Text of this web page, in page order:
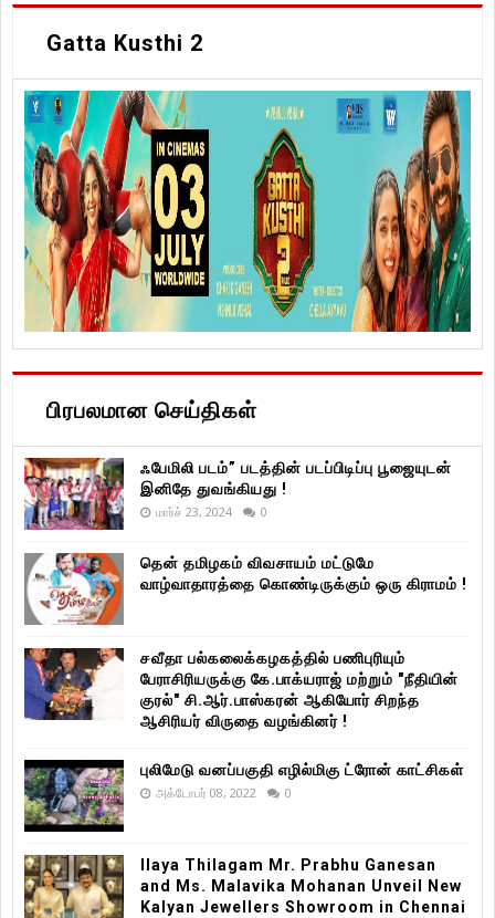
Gatta Kusthi 2
பிரபலமான செய்திகள்
ஃபேமிலி படம்” படத்தின் படப்பிடிப்பு பூஜையுடன்
இனிதே துவங்கியது !
மார்ச் 23, 2024 0
தென் தமிழகம் விவசாயம் மட்டுமே
வாழ்வாதாரத்தை கொண்டிருக்கும் ஒரு கிராமம் !
சவீதா பல்கலைக்கழகத்தில் பணிபுரியும்
பேராசிரியருக்கு கே.பாக்யராஜ் மற்றும் "நீதியின்
குரல்" சி.ஆர்.பாஸ்கரன் ஆகியோர் சிறந்த
ஆசிரியர் விருதை வழங்கினர் !
புலிமேடு வனப்பகுதி எழில்மிகு ட்ரோன் காட்சிகள்
அக்டோபர் 08, 2022 0
Ilaya Thilagam Mr. Prabhu Ganesan
and Ms. Malavika Mohanan Unveil New
Kalyan Jewellers Showroom in Chennai